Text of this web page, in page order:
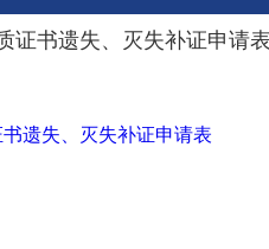
证书遗失、灭失补证申请
遗失、灭失补证申请表